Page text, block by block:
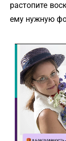
растопите
ему нужную